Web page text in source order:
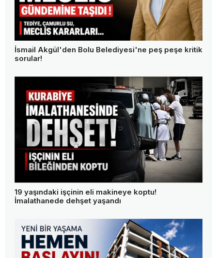
İsmail Akgül'den Bolu Belediyesi'ne peş peşe kritik
sorular!
19 yaşındaki işçinin eli makineye koptu!
İmalathanede dehşet yaşandı